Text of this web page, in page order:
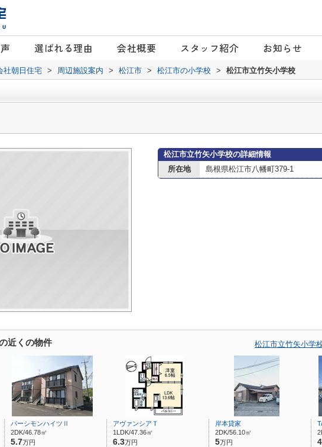
選ばれる理由 会社概要 スタッフ紹介 お知らせ
社朝日住宅 > 周辺施設案内 > 松江市 > 松江市の小学校 > 松江市立竹矢小学校
松江市立竹矢小学校の詳細情報
所在地
島根県松江市八幡町379-1
近くの物件 松江市立竹矢小学
パーシモンハイツⅡ
2DK/46.78㎡
5.7万円
アヴァンシアＴ
1LDK/47.36㎡
6.3万円
岸本貸家
2DK/56.10㎡
5万円